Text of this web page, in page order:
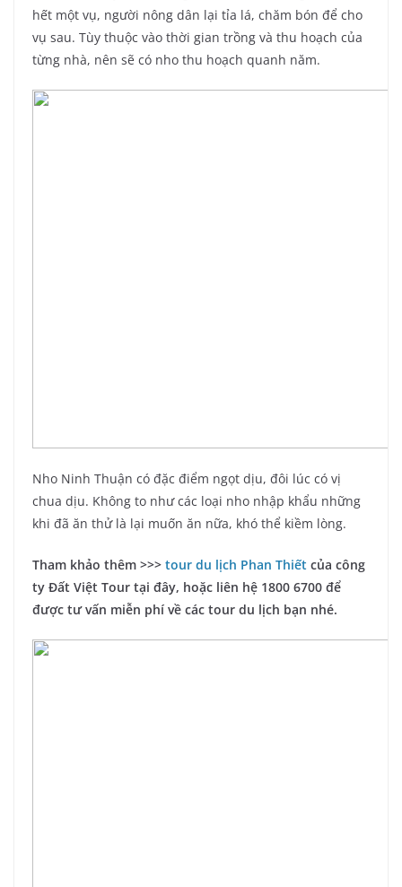
hết một vụ, người nông dân lại tỉa lá, chăm bón để cho
vụ sau. Tùy thuộc vào thời gian trồng và thu hoạch của
từng nhà, nên sẽ có nho thu hoạch quanh năm.
Nho Ninh Thuận có đặc điểm ngọt dịu, đôi lúc có vị
chua dịu. Không to như các loại nho nhập khẩu những
khi đã ăn thử là lại muốn ăn nữa, khó thể kiềm lòng.
Tham khảo thêm >>> tour du lịch Phan Thiết của công
ty Đất Việt Tour tại đây, hoặc liên hệ 1800 6700 để
được tư vấn miễn phí về các tour du lịch bạn nhé.